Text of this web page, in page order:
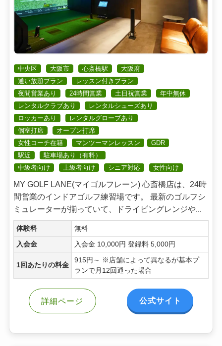
中央区 大阪市 心斎橋駅
大阪府
通い放題プラン
レッスン付きプラン
夜間営業あり
24時間営業 土日祝営業
年中無休
レンタルクラブあり
レンタルシューズあり
ロッカーあり
レンタルグローブあり
個室打席
オープン打席
女性コーチ在籍
マンツーマンレッスン
GDR
駅近
駐車場あり（有料）
中級者向け
上級者向け シニア対応 女性向け
MY GOLF LANE(マイゴルフレーン) 心斎橋店は、24時
間営業のインドアゴルフ練習場です。 最新のゴルフシ
ミュレーターが揃っていて、ドライビングレンジや...
体験料 無料
入会金 入会金 10,000円 登録料 5,000円
1回あたりの料金
915円～ ※店舗によって異なるが基本プ
ランで月12回通った場合
詳細ページ 公式サイト